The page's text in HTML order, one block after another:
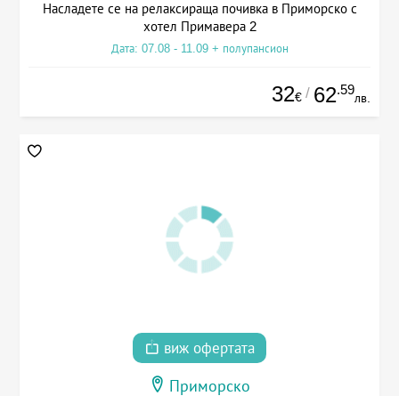
Насладете се на релаксираща почивка в Приморско с
хотел Примавера 2
Дата: 07.08 - 11.09 + полупансион
32€ / 62.59
лв.
виж офертата
Приморско